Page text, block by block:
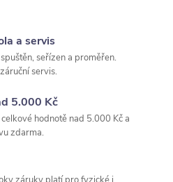
a servis
seřízen a proměřen.
servis.
5.000 Kč
hodnotě nad 5.000 Kč a
zdarma.